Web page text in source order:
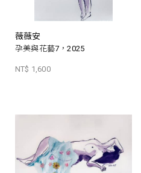
薇薇安
孕美與花藝7，2025
NT$ 1,600